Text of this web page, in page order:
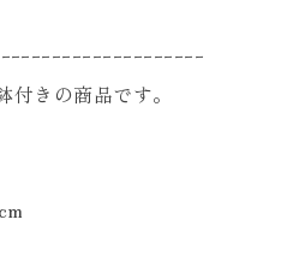
ｰｰｰｰｰｰｰｰｰｰｰｰｰｰｰｰｰｰｰ
きの商品です。